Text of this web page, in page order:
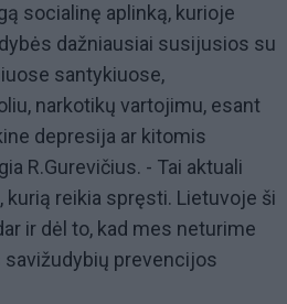
socialinę aplinką, kurioje
dažniausiai susijusios su
santykiuose,
narkotikų vartojimu, esant
depresija ar kitomis
R.Gurevičius. - Tai aktuali
reikia spręsti. Lietuvoje ši
ir dėl to, kad mes neturime
prevencijos